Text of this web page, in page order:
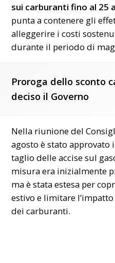
sui carburanti fino al 25
punta a contenere gli
alleggerire i costi
durante il periodo di
Proroga dello sconto
deciso il Governo
Nella riunione del
agosto è stato
taglio delle accise sul
misura era inizialmente
ma è stata estesa per
estivo e limitare
dei carburanti.